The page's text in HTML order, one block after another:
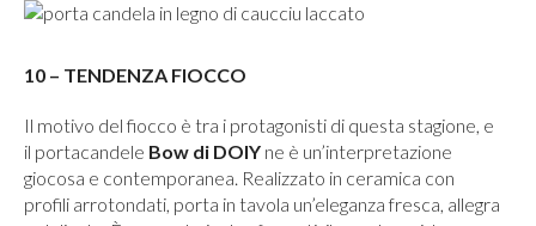
10 – TENDENZA FIOCCO
Il motivo del fiocco è tra i protagonisti di questa stagione, e
il portacandele Bow di DOIY ne è un’interpretazione
giocosa e contemporanea. Realizzato in ceramica con
profili arrotondati, porta in tavola un’eleganza fresca, allegra